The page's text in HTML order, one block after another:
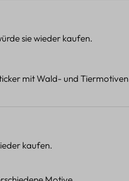
sie wieder kaufen.
mit Wald- und Tiermotiven
kaufen.